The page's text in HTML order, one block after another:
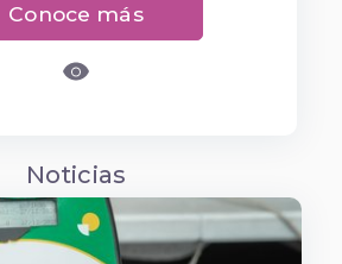
Conoce más
Noticias